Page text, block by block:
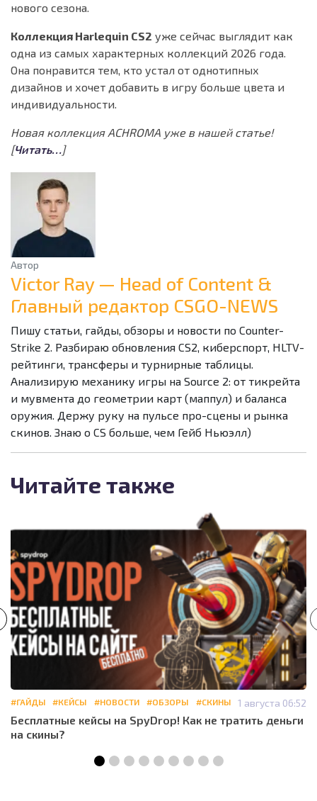
нового сезона.
Коллекция Harlequin CS2 уже сейчас выглядит как
одна из самых характерных коллекций 2026 года.
Она понравится тем, кто устал от однотипных
дизайнов и хочет добавить в игру больше цвета и
индивидуальности.
Новая коллекция ACHROMA уже в нашей статье!
[Читать…]
Автор
Victor Ray — Head of Content &
Главный редактор CSGO-NEWS
Пишу статьи, гайды, обзоры и новости по Counter-
Strike 2. Разбираю обновления CS2, киберспорт, HLTV-
рейтинги, трансферы и турнирные таблицы.
Анализирую механику игры на Source 2: от тикрейта
и мувмента до геометрии карт (маппул) и баланса
оружия. Держу руку на пульсе про-сцены и рынка
скинов. Знаю о CS больше, чем Гейб Ньюэлл)
Читайте также
#ГАЙДЫ #КЕЙСЫ #НОВОСТИ #ОБЗОРЫ #СКИНЫ 1 августа 06:52
Бесплатные кейсы на SpyDrop! Как не тратить деньги
на скины?